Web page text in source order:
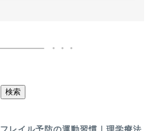
検索